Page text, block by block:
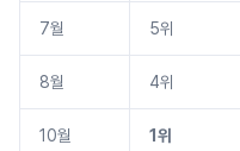
7월 5위
8월 4위
10월 1위